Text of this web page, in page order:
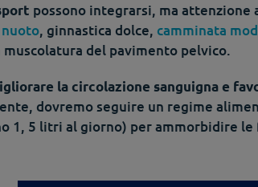
possono integrarsi, ma
nuoto, ginnastica dolce, camminata
del pavimento pelvico.
la circolazione sanguigna e
dovremo seguire un regime
1, 5 litri al giorno) per ammorbidire